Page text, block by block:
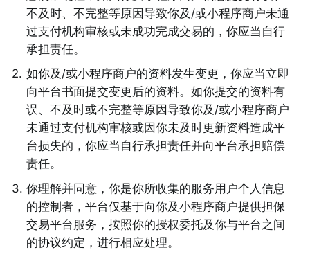
不及时、不完整等原因导致你及/或小程序商户未通
过支付机构审核或未成功完成交易的，你应当自行
承担责任。
2. 如你及/或小程序商户的资料发生变更，你应当立即
向平台书面提交变更后的资料。如你提交的资料有
误、不及时或不完整等原因导致你及/或小程序商户
未通过支付机构审核或因你未及时更新资料造成平
台损失的，你应当自行承担责任并向平台承担赔偿
责任。
3. 你理解并同意，你是你所收集的服务用户个人信息
的控制者，平台仅基于向你及小程序商户提供担保
交易平台服务，按照你的授权委托及你与平台之间
的协议约定，进行相应处理。